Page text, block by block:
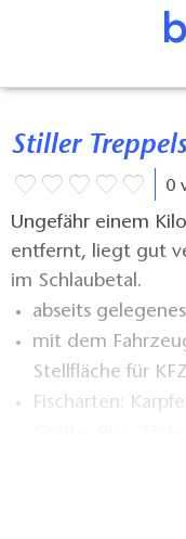
Stiller
0
Ungefähr einem
entfernt, liegt gut
im Schlaubetal.
abseits
mit dem
Stellfläche für KFZ
Fischarten: